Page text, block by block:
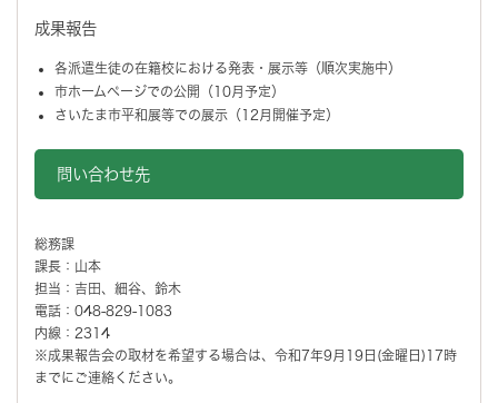
成果報告
各派遣生徒の在籍校における発表・展示等（順次実施中）
市ホームページでの公開（10月予定）
さいたま市平和展等での展示（12月開催予定）
問い合わせ先
総務課
課長：山本
担当：吉田、細谷、鈴木
電話：048-829-1083
内線：2314
※成果報告会の取材を希望する場合は、令和7年9月19日(金曜日)17時
までにご連絡ください。